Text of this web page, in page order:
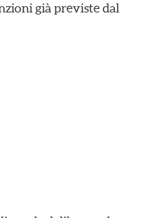
già previste dal